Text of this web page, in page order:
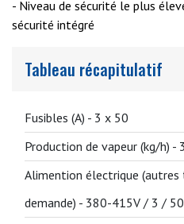
- Niveau de sécurité le plus
sécurité intégré
Tableau récapitulatif
Fusibles (A) - 3 x 50
Production de vapeur (kg/h) -
Alimention électrique (autres
demande) - 380-415V / 3 /